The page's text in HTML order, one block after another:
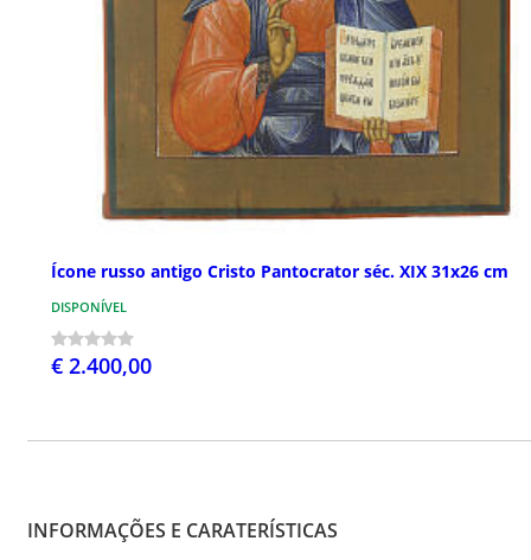
Ícone russo antigo Cristo Pantocrator séc. XIX 31x26 cm
DISPONÍVEL
€ 2.400,00
INFORMAÇÕES E CARATERÍSTICAS